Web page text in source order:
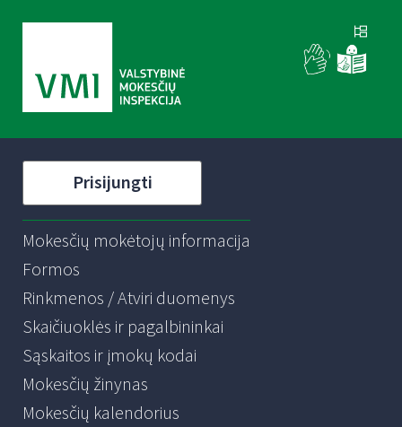
Prisijungti
Mokesčių mokėtojų informacija
Formos
Rinkmenos / Atviri duomenys
Skaičiuoklės ir pagalbininkai
Sąskaitos ir įmokų kodai
Mokesčių žinynas
Mokesčių kalendorius